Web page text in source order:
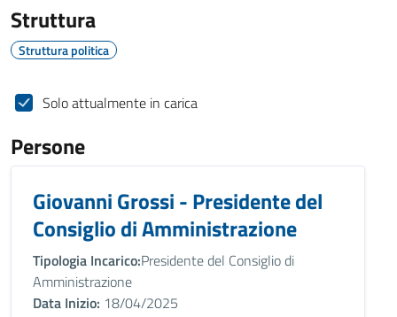
Struttura
Struttura politica
Solo attualmente in carica
Persone
Giovanni Grossi - Presidente del
Consiglio di Amministrazione
Tipologia Incarico:Presidente del Consiglio di
Amministrazione
Data Inizio: 18/04/2025